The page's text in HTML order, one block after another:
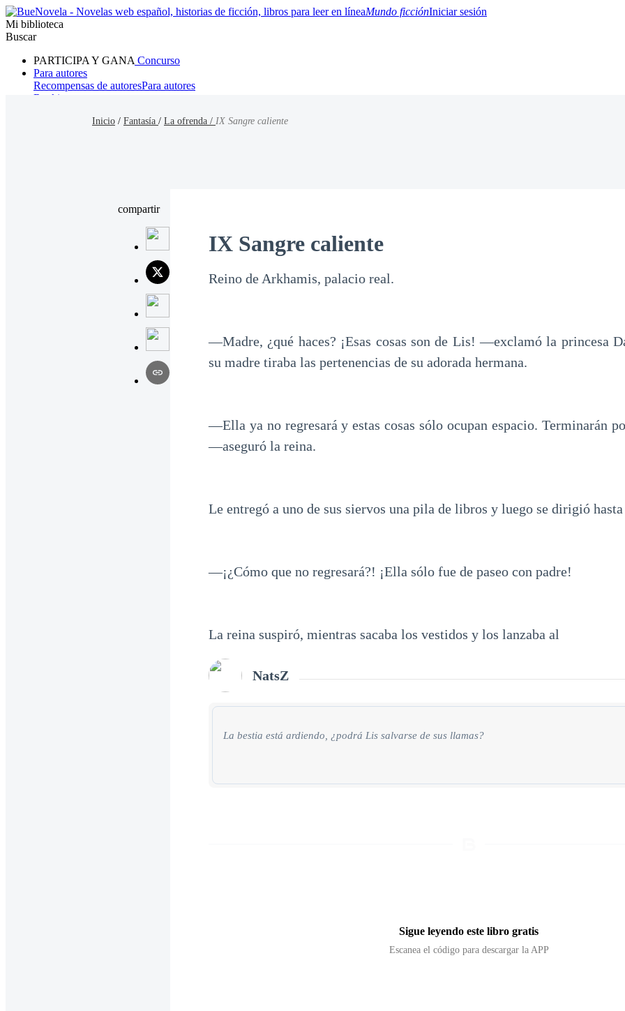
Mundo ficciónIniciar sesión
Mi biblioteca
Buscar
PARTICIPA Y GANA Concurso
Para autores
Recompensas de autoresPara autores
Ranking
Inicio / Fantasía / La ofrenda / IX Sangre caliente
compartir
IX Sangre caliente
Reino de Arkhamis, palacio real.
—Madre, ¿qué haces? ¡Esas cosas son de Lis! —exclamó la princesa
su madre tiraba las pertenencias de su adorada hermana.
—Ella ya no regresará y estas cosas sólo ocupan espacio. Terminarán
—aseguró la reina.
Le entregó a uno de sus siervos una pila de libros y luego se dirigió
—¡¿Cómo que no regresará?! ¡Ella sólo fue de paseo con padre!
La reina suspiró, mientras sacaba los vestidos y los lanzaba al
NatsZ
La bestia está ardiendo, ¿podrá Lis salvarse de sus llamas?
Sigue leyendo este libro gratis
Escanea el código para descargar la APP